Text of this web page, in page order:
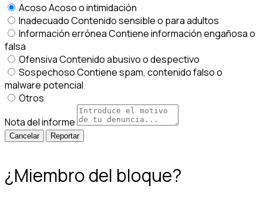
AcosoAcoso o intimidación
InadecuadoContenido sensible o para adultos
Información erróneaContiene información engañosa o
falsa
OfensivaContenido abusivo o despectivo
SospechosoContiene spam, contenido falso o
malware potencial
Otros
Nota del informe
Reportar
¿Miembro del bloque?